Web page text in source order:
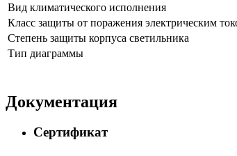
Вид климатического исполнения
Класс защиты от поражения электрическим
Степень защиты корпуса светильника
Тип диаграммы
Документация
Сертификат